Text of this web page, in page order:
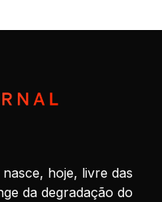
hoje, livre das
da degradação do